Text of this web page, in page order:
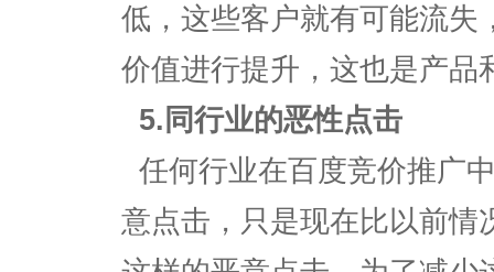
低，这些客户就有可能流失
价值进行提升，这也是产品
5.同行业的恶性点击
任何行业在百度竞价推广
意点击，只是现在比以前情